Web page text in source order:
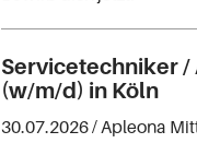
Servicetechniker /
(w/m/d) in Köln
30.07.2026 /Apleona